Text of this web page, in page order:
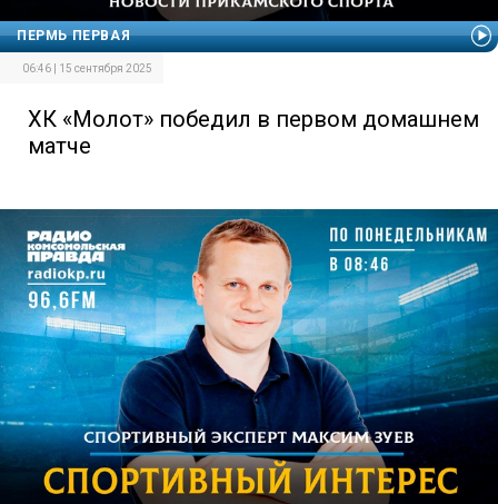
ПЕРМЬ ПЕРВАЯ
06:46 | 15 сентября 2025
ХК «Молот» победил в первом домашнем
матче